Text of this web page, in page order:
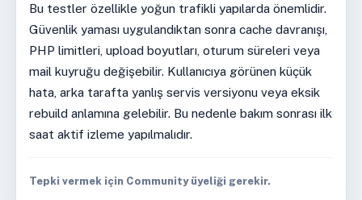
Bu testler özellikle yoğun trafikli yapılarda önemlidir.
Güvenlik yaması uygulandıktan sonra cache davranışı,
PHP limitleri, upload boyutları, oturum süreleri veya
mail kuyruğu değişebilir. Kullanıcıya görünen küçük
hata, arka tarafta yanlış servis versiyonu veya eksik
rebuild anlamına gelebilir. Bu nedenle bakım sonrası ilk
saat aktif izleme yapılmalıdır.
Tepki vermek için Community üyeliği gerekir.